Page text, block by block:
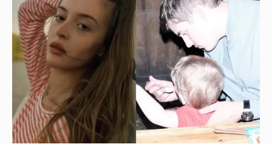
Внучка Никиты Михалкова Наталья с
мужем и сыном отдыхает на яхте